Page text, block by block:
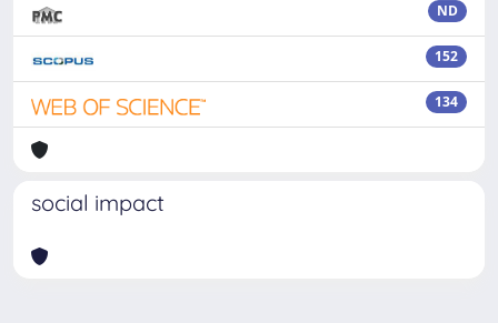
ND
152
134
social impact